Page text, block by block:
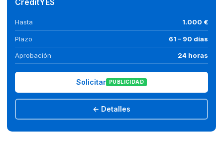
CreditYES
Hasta 1.000 €
Plazo 61 – 90 días
Aprobación 24 horas
Solicitar PUBLICIDAD
← Detalles